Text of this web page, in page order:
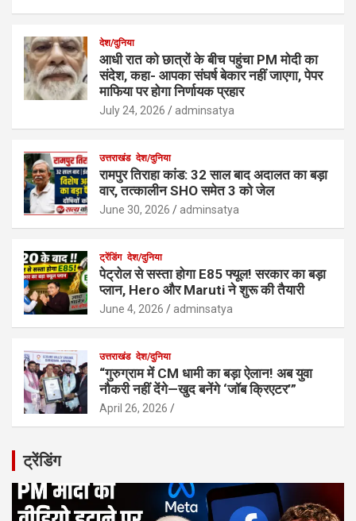
देश/दुनिया
आधी रात को छात्रों के बीच पहुंचा PM मोदी का
संदेश, कहा- आपका संघर्ष बेकार नहीं जाएगा, पेपर
माफिया पर होगा निर्णायक प्रहार
July 24, 2026 adminsatya
उत्तराखंड देश/दुनिया
रामपुर तिराहा कांड: 32 साल बाद अदालत का बड़ा
वार, तत्कालीन SHO समेत 3 को जेल
June 30, 2026 adminsatya
ट्रेंडिंग देश/दुनिया
पेट्रोल से सस्ता होगा E85 फ्यूल! सरकार का बड़ा
प्लान, Hero और Maruti ने शुरू की तैयारी
June 4, 2026 adminsatya
उत्तराखंड देश/दुनिया
“गुरुग्राम में CM धामी का बड़ा ऐलान! अब युवा
नौकरी नहीं देंगे—खुद बनेंगे ‘जॉब क्रिएटर’”
April 26, 2026
ट्रेंडिंग